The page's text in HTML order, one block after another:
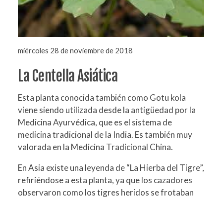
miércoles 28 de noviembre de 2018
La Centella Asiática
Esta planta conocida también como Gotu kola
viene siendo utilizada desde la antigüedad por la
Medicina Ayurvédica, que es el sistema de
medicina tradicional de la India. Es también muy
valorada en la Medicina Tradicional China.
En Asia existe una leyenda de “La Hierba del Tigre”,
refiriéndose a esta planta, ya que los cazadores
observaron como los tigres heridos se frotaban